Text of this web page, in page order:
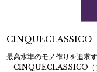
CINQUECLASSICO
最高水準のモノ作りを追求
「CINQUECLASSICO（